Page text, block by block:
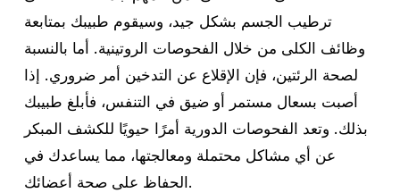
ترطيب الجسم بشكل جيد، وسيقوم طبيبك بمتابعة
وظائف الكلى من خلال الفحوصات الروتينية. أما بالنسبة
لصحة الرئتين، فإن الإقلاع عن التدخين أمر ضروري. إذا
أصبت بسعال مستمر أو ضيق في التنفس، فأبلغ طبيبك
بذلك. وتعد الفحوصات الدورية أمرًا حيويًا للكشف المبكر
عن أي مشاكل محتملة ومعالجتها، مما يساعدك في
الحفاظ على صحة أعضائك.